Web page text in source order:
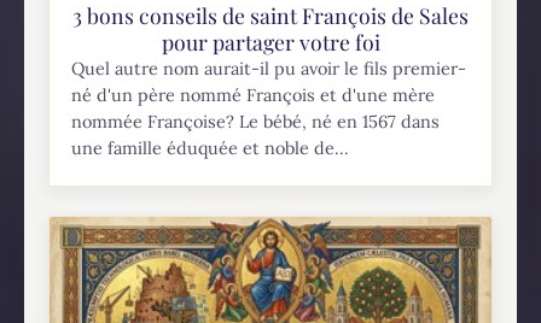
3 bons conseils de saint François de Sales
pour partager votre foi
Quel autre nom aurait-il pu avoir le fils premier-
né d'un père nommé François et d'une mère
nommée Françoise? Le bébé, né en 1567 dans
une famille éduquée et noble de...